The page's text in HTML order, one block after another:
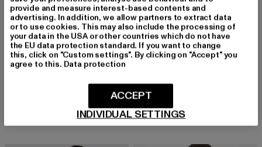
URBAN CLASSICS
Derzeitiger Preis: 25,00 EURAktionspreis: 49,99 EUR
URBAN CLASSICS
Stripes Mesh Shorts
20,99 EUR
Derzeitiger Preis: 20,99 EUR
provide and measure interest-based contents and
advertising. In addition, we allow partners to extract data
or to use cookies. This may also include the processing of
your data in the USA or other countries which do not have
the EU data protection standard. If you want to change
this, click on "Custom settings". By clicking on "Accept" you
agree to this. Data protection
INDIVIDUAL SETTINGS
ACCEPT